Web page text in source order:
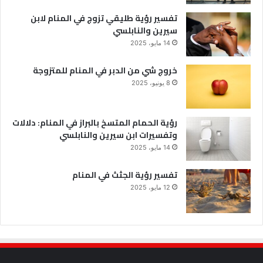
تفسير رؤية طليقي تزوج في المنام لابن
سيرين والنابلسي
14 مايو، 2025
خروج شي من الدبر في المنام للمتزوجة
8 يونيو، 2025
رؤية الحمام المتسخ بالبراز في المنام: دلالات
وتفسيرات ابن سيرين والنابلسي
14 مايو، 2025
تفسير رؤية الجثث في المنام
12 مايو، 2025